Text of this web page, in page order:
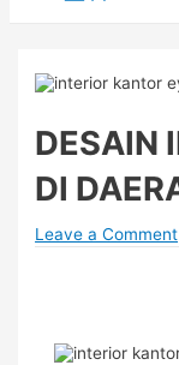
DESAIN
DI
Leave a Comment